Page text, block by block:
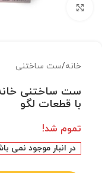
خانه/ست ساختنی
ست ساختنی
با قطعات لگو
تموم شد!
در انبار موجود نمی